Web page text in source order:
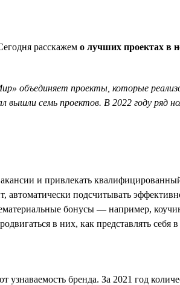
расскажем о лучших проектах в
объединяет проекты, которые
семь проектов. В 2022 году ряд
и привлекать
подсчитывать
бонусы — например,
в них, как представлять себя в
бренда. За 2021 год